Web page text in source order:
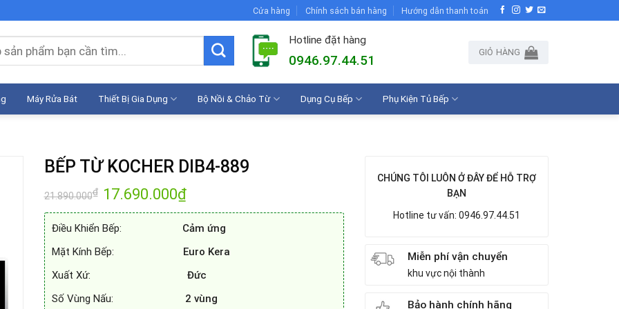
Cửa hàng Chính sách bán hàng Hướng dẫn thanh toán
Hotline đặt hàng
0946.97.44.51
GIỎ HÀNG
Máy Rửa Bát Thiết Bị Gia Dụng Bộ Nồi & Chảo Từ Dụng Cụ Bếp Phụ Kiện Tủ Bếp
BẾP TỪ KOCHER DIB4-889
21.890.000₫ Giá
gốc
là:
17.690.000₫Giá
hiện
tại
17.690.000₫.
Điều Khiển Bếp: Cảm ứng
Mặt Kính Bếp: Euro Kera
Xuất Xứ: Đức
Số Vùng Nấu: 2 vùng
CHÚNG TÔI LUÔN Ở ĐÂY ĐỂ HỖ TRỢ
BẠN
Hotline tư vấn: 0946.97.44.51
Miễn phí vận chuyển
khu vực nội thành
Bảo hành chính hãng